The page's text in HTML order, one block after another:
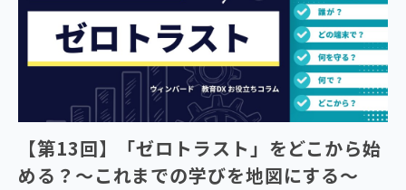
【第13回】「ゼロトラスト」をどこから始
める？～これまでの学びを地図にする～